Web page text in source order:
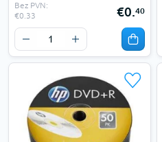
Bez PVN:
€0.33
€0.40